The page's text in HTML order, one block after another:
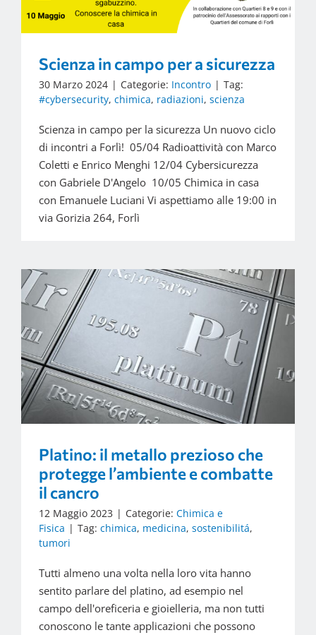
Scienza in campo per a sicurezza
30 Marzo 2024 | Categorie: Incontro | Tag:
#cybersecurity, chimica, radiazioni, scienza
Scienza in campo per la sicurezza Un nuovo ciclo
di incontri a Forlì! 05/04 Radioattività con Marco
Coletti e Enrico Menghi 12/04 Cybersicurezza
con Gabriele D'Angelo 10/05 Chimica in casa
con Emanuele Luciani Vi aspettiamo alle 19:00 in
via Gorizia 264, Forlì
Platino: il metallo prezioso che
protegge l’ambiente e combatte
il cancro
12 Maggio 2023 | Categorie: Chimica e
Fisica | Tag: chimica, medicina, sostenibilitá,
tumori
Tutti almeno una volta nella loro vita hanno
sentito parlare del platino, ad esempio nel
campo dell'oreficeria e gioielleria, ma non tutti
conoscono le tante applicazioni che possono